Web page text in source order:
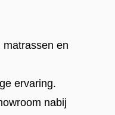
en
ervaring.
nabij